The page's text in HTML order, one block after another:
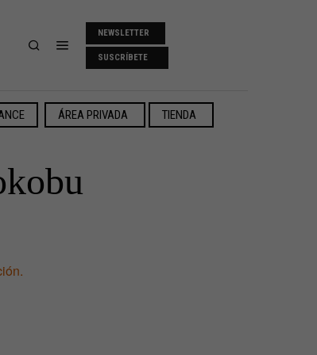
NEWSLETTER
SUSCRÍBETE
ÁREA PRIVADA TIENDA